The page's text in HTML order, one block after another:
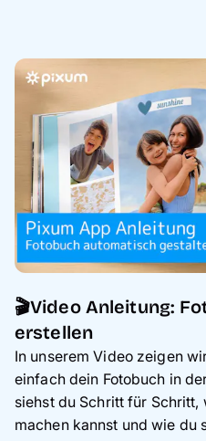
🎬Video Anleitung:
erstellen
In unserem Video zeigen
einfach dein Fotobuch in
siehst du Schritt für Schritt,
machen kannst und wie du